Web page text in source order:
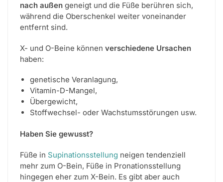
nach außen geneigt und die Füße berühren sich,
während die Oberschenkel weiter voneinander
entfernt sind.
X- und O-Beine können verschiedene Ursachen
haben:
genetische Veranlagung,
Vitamin-D-Mangel,
Übergewicht,
Stoffwechsel- oder Wachstumsstörungen usw.
Haben Sie gewusst?
Füße in Supinationsstellung neigen tendenziell
mehr zum O-Bein, Füße in Pronationsstellung
hingegen eher zum X-Bein. Es gibt aber auch